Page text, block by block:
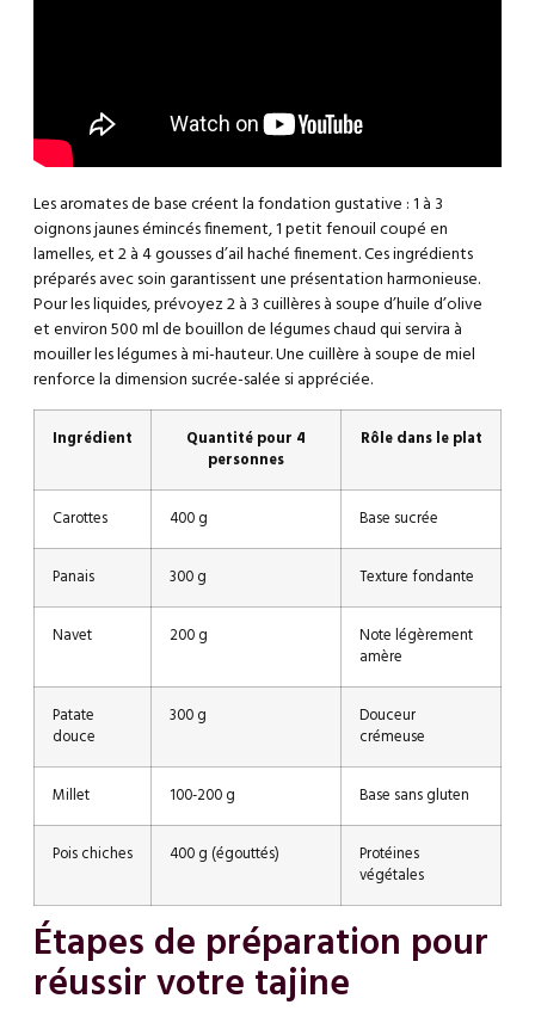
Les aromates de base créent la fondation gustative : 1 à 3
oignons jaunes émincés finement, 1 petit fenouil coupé en
lamelles, et 2 à 4 gousses d’ail haché finement. Ces ingrédients
préparés avec soin garantissent une présentation harmonieuse.
Pour les liquides, prévoyez 2 à 3 cuillères à soupe d’huile d’olive
et environ 500 ml de bouillon de légumes chaud qui servira à
mouiller les légumes à mi-hauteur. Une cuillère à soupe de miel
renforce la dimension sucrée-salée si appréciée.
Ingrédient
Quantité pour 4
personnes
Rôle dans le plat
Carottes 400 g Base sucrée
Panais 300 g Texture fondante
Navet 200 g
Note légèrement
amère
Patate
douce
300 g
Douceur
crémeuse
Millet 100-200 g Base sans gluten
Pois chiches 400 g (égouttés)
Protéines
végétales
Étapes de préparation pour
réussir votre tajine